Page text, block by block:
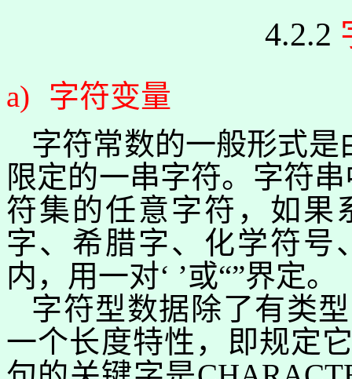
4.2.2
a)
字符变量
字符常数的一般形式是
限定的一串字符。字符
符集的任意字符，如果
字、希腊字、化学符号
内，用一对‘ ’或“”界定。
字符型数据除了有类
一个长度特性，即规定